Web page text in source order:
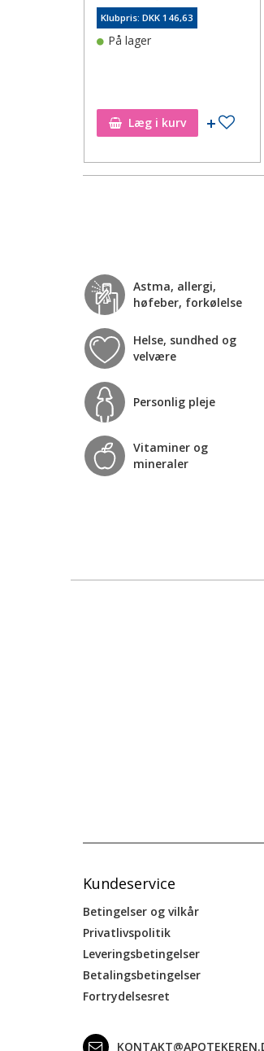
Tilføj til ønskeseddel
Klubpris: DKK 146,63
På lager
Læg i kurv Tilføj
Astma, allergi,
høfeber, forkølelse
Helse, sundhed og
velvære
Personlig pleje
Vitaminer og
mineraler
Kundeservice
Betingelser og vilkår
Privatlivspolitik
Leveringsbetingelser
Betalingsbetingelser
Fortrydelsesret